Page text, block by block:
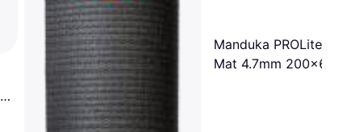
Manduka PROLite
Mat 4.7mm